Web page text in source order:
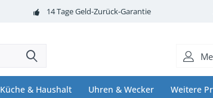
14 Tage Geld-Zurück-Garantie
Küche & Haushalt Uhren & Wecker Weitere